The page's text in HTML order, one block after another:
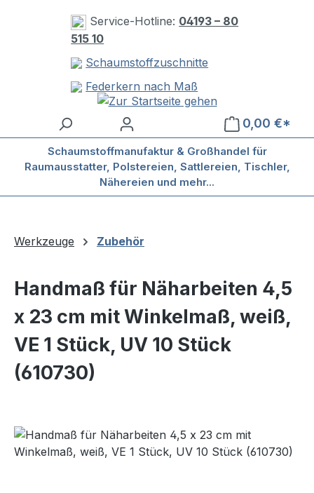
Zum Hauptinhalt springen
Service-Hotline: 04193 – 80
515 10
Schaumstoffzuschnitte
Federkern nach Maß
0,00 €*
Schaumstoffmanufaktur & Großhandel für
Raumausstatter, Polstereien, Sattlereien, Tischler,
Nähereien und mehr...
Werkzeuge Zubehör
Handmaß für Näharbeiten 4,5
x 23 cm mit Winkelmaß, weiß,
VE 1 Stück, UV 10 Stück
(610730)
Bildergalerie überspringen